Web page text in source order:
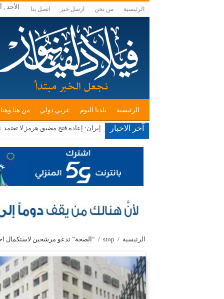
الرئيسية من نحن ارسل خبر اتصل بنا الأحد ,
الرئيسية بلدنا اليوم عربي دولي من هنا
آخر الاخبار إيران: إعادة فتح مضيق هرمز لا
الرئيسية /
stop
/ “الصحة” تدعو مرشحين لاستكمال